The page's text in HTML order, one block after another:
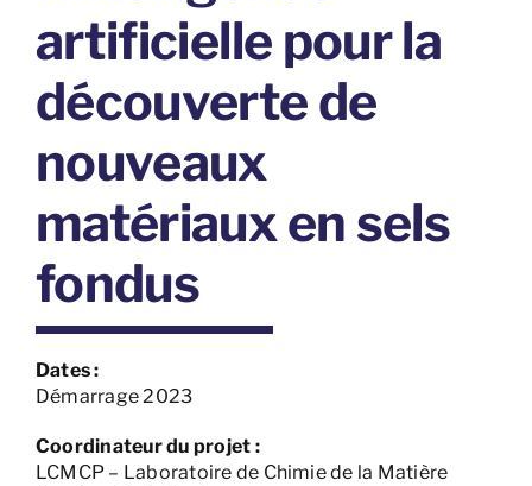
artificielle pour la
découverte de
nouveaux
matériaux en sels
fondus
Dates :
Démarrage 2023
Coordinateur du projet :
LCMCP – Laboratoire de Chimie de la Matière